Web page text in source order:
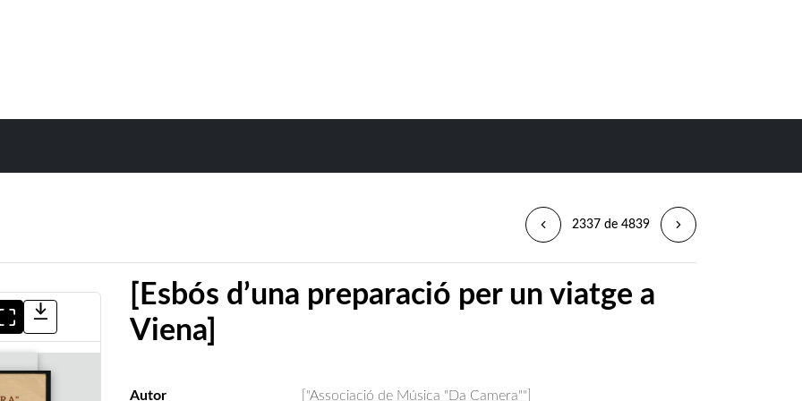
2337 de 4839
[Esbós d’una preparació per un viatge a
Viena]
Autor
["Associació de Música "Da Camera""]